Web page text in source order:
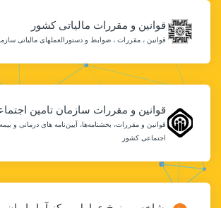
قوانین و مقررات مالیاتی کشور
قوانین ، مقررات ، ضوابط و دستورالعملهاى مالیاتى
قوانین و مقررات سازمان تامین
قوانین و مقررات، بخشنامه‌ها، آیین‌نامه های درمانی و
اجتماعی کشور